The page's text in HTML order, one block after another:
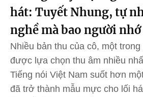
hát: Tuyết Nhung, tự
nghề mà bao người
Nhiều bản thu của cô, một
được lựa chọn thu âm nhiều
Tiếng nói Việt Nam suốt hơn
đã trở thành mẫu mực cho lối